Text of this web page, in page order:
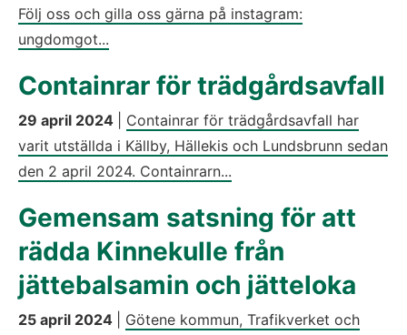
Följ oss och gilla oss gärna på instagram:
ungdomgot...
Containrar för trädgårdsavfall
29 april 2024
Containrar för trädgårdsavfall har
varit utställda i Källby, Hällekis och Lundsbrunn sedan
den 2 april 2024. Containrarn...
Gemensam satsning för att
rädda Kinnekulle från
jättebalsamin och jätteloka
25 april 2024
Götene kommun, Trafikverket och